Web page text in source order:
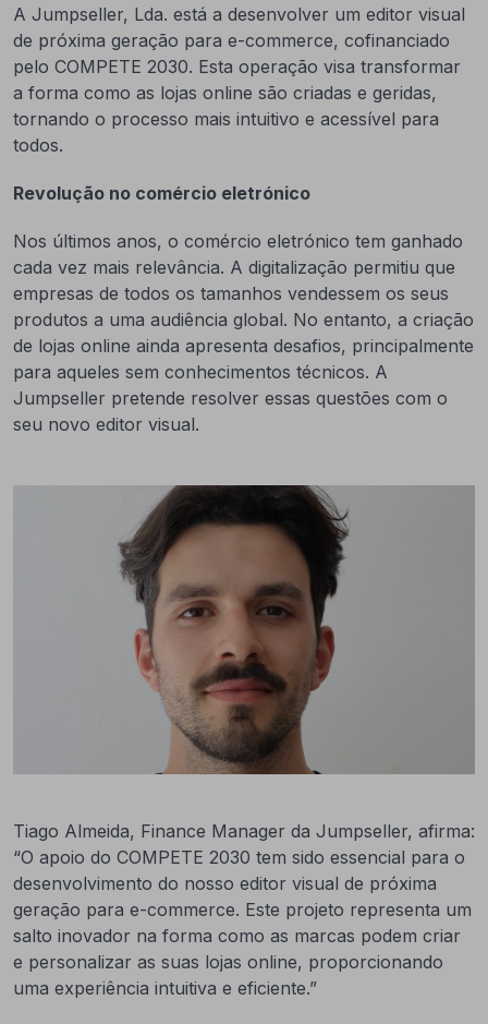
A Jumpseller, Lda. está a desenvolver um editor visual
de próxima geração para e-commerce, cofinanciado
pelo COMPETE 2030. Esta operação visa transformar
a forma como as lojas online são criadas e geridas,
tornando o processo mais intuitivo e acessível para
todos.
Revolução no comércio eletrónico
Nos últimos anos, o comércio eletrónico tem ganhado
cada vez mais relevância. A digitalização permitiu que
empresas de todos os tamanhos vendessem os seus
produtos a uma audiência global. No entanto, a criação
de lojas online ainda apresenta desafios, principalmente
para aqueles sem conhecimentos técnicos. A
Jumpseller pretende resolver essas questões com o
seu novo editor visual.
Tiago Almeida, Finance Manager da Jumpseller, afirma:
“O apoio do COMPETE 2030 tem sido essencial para o
desenvolvimento do nosso editor visual de próxima
geração para e-commerce. Este projeto representa um
salto inovador na forma como as marcas podem criar
e personalizar as suas lojas online, proporcionando
uma experiência intuitiva e eficiente.”